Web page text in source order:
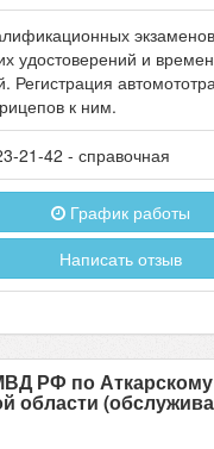
удостоверений и
Регистрация
к ним.
21-42 - справочная
График работы
Написать отзыв
РФ по Аткарскому
области